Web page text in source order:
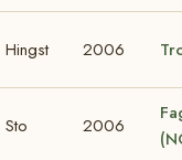
Hingst 2006
Sto 2006